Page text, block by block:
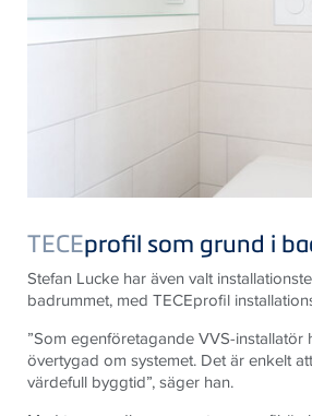
TECEprofil som grund i
Stefan Lucke har även valt
badrummet, med TECEprofil
”Som egenföretagande VVS-installatör
övertygad om systemet. Det är enkelt
värdefull byggtid”, säger han.